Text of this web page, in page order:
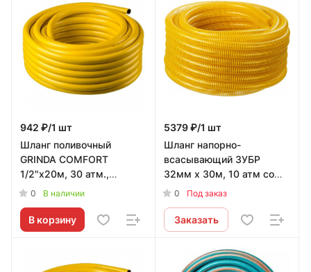
942 ₽/1 шт
Шланг поливочный
GRINDA COMFORT
1/2"х20м, 30 атм.,
армированный, 3-х
0 В наличии
В корзину
5379 ₽/1 шт
Шланг напорно-
всасывающий ЗУБР
32мм х 30м, 10 атм со
спиралью ПВХ
0 Под заказ
Заказать